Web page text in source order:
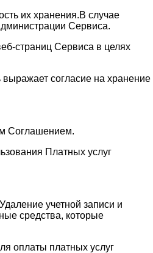
их хранения.В случае
Сервиса.
страниц Сервиса в целях
выражает согласие на хранение
Соглашением.
Платных услуг
учетной записи и
средства, которые
оплаты платных услуг